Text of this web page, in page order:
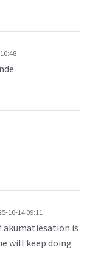
10-14 09:11
is
will keep doing